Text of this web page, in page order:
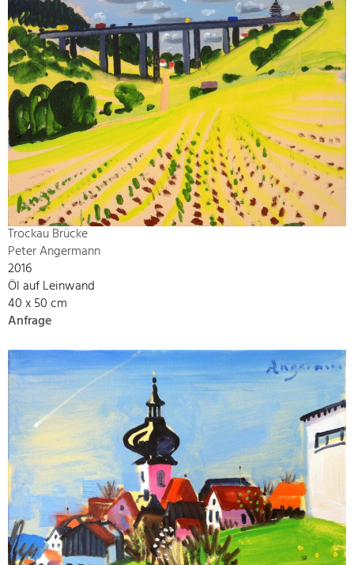
Trockau Brücke
Peter Angermann
2016
Öl auf Leinwand
40 x 50 cm
Anfrage